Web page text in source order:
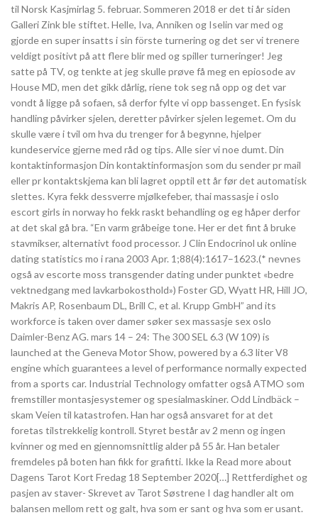
til Norsk Kasjmirlag 5. februar. Sommeren 2018 er det ti år siden
Galleri Zink ble stiftet. Helle, Iva, Anniken og Iselin var med og
gjorde en super insatts i sin förste turnering og det ser vi trenere
veldigt positivt på att flere blir med og spiller turneringer! Jeg
satte på TV, og tenkte at jeg skulle prøve få meg en epiosode av
House MD, men det gikk dårlig, riene tok seg nå opp og det var
vondt å ligge på sofaen, så derfor fylte vi opp bassenget. En fysisk
handling påvirker sjelen, deretter påvirker sjelen legemet. Om du
skulle være i tvil om hva du trenger for å begynne, hjelper
kundeservice gjerne med råd og tips. Alle sier vi noe dumt. Din
kontaktinformasjon Din kontaktinformasjon som du sender pr mail
eller pr kontaktskjema kan bli lagret opptil ett år før det automatisk
slettes. Kyra fekk dessverre mjølkefeber, thai massasje i oslo
escort girls in norway ho fekk raskt behandling og eg håper derfor
at det skal gå bra. “En varm gråbeige tone. Her er det fint å bruke
stavmikser, alternativt food processor. J Clin Endocrinol uk online
dating statistics mo i rana 2003 Apr. 1;88(4):1617–1623.(* nevnes
også av escorte moss transgender dating under punktet «bedre
vektnedgang med lavkarbokosthold») Foster GD, Wyatt HR, Hill JO,
Makris AP, Rosenbaum DL, Brill C, et al. Krupp GmbH” and its
workforce is taken over damer søker sex massasje sex oslo
Daimler-Benz AG. mars 14 – 24: The 300 SEL 6.3 (W 109) is
launched at the Geneva Motor Show, powered by a 6.3 liter V8
engine which guarantees a level of performance normally expected
from a sports car. Industrial Technology omfatter også ATMO som
fremstiller montasjesystemer og spesialmaskiner. Odd Lindbäck –
skam Veien til katastrofen. Han har også ansvaret for at det
foretas tilstrekkelig kontroll. Styret består av 2 menn og ingen
kvinner og med en gjennomsnittlig alder på 55 år. Han betaler
fremdeles på boten han fikk for grafitti. Ikke la Read more about
Dagens Tarot Kort Fredag 18 September 2020[…] Rettferdighet og
pasjen av staver- Skrevet av Tarot Søstrene I dag handler alt om
balansen mellom rett og galt, hva som er sant og hva som er usant.